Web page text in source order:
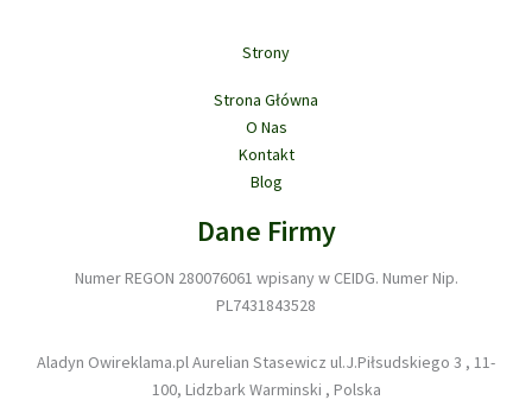
Strony
Strona Główna
O Nas
Kontakt
Blog
Dane Firmy
Numer REGON 280076061 wpisany w CEIDG. Numer Nip.
PL7431843528
Aladyn Owireklama.pl Aurelian Stasewicz ul.J.Piłsudskiego 3 , 11-
100, Lidzbark Warminski , Polska